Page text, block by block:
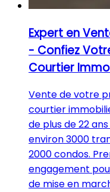
Expert en
- Confiez
Courtier
Vente de votre
courtier
de plus de 22
environ 3000
2000 condos.
engagement
de mise en